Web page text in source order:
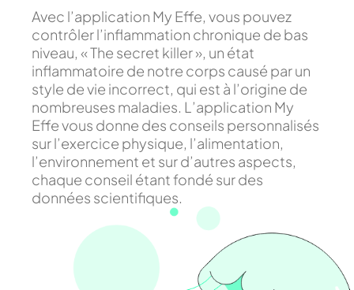
Avec l’application My Effe, vous pouvez
contrôler l’inflammation chronique de bas
niveau, « The secret killer », un état
inflammatoire de notre corps causé par un
style de vie incorrect, qui est à l’origine de
nombreuses maladies. L’application My
Effe vous donne des conseils personnalisés
sur l’exercice physique, l’alimentation,
l’environnement et sur d’autres aspects,
chaque conseil étant fondé sur des
données scientifiques.